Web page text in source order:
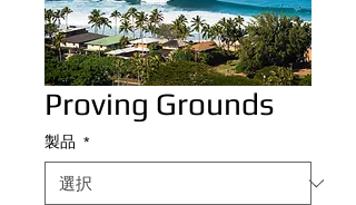
Proving Grounds
製品 *